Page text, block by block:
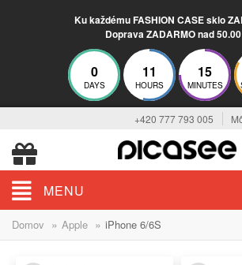
Ku každému FASHION CASE sklo
Doprava ZADARMO nad
0
DAYS
11
HOURS
15
MINUTES
+420 777 793 005
MENU
Domov » Apple » iPhone 6/6S